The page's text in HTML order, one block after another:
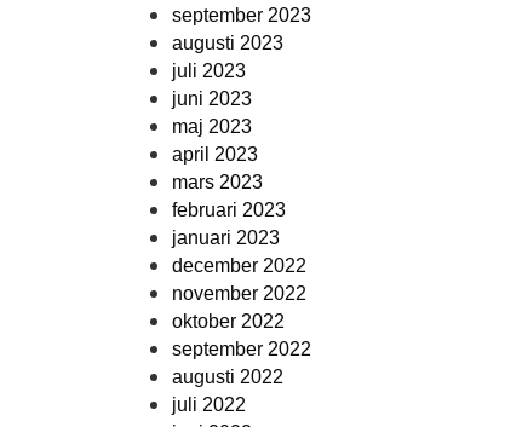
september 2023
augusti 2023
juli 2023
juni 2023
maj 2023
april 2023
mars 2023
februari 2023
januari 2023
december 2022
november 2022
oktober 2022
september 2022
augusti 2022
juli 2022